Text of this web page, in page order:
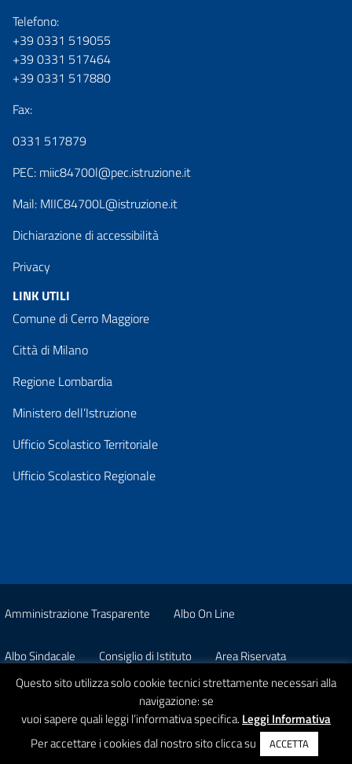
Telefono:
+39 0331 519055
+39 0331 517464
+39 0331 517880
Fax:
0331 517879
PEC: miic84700l@pec.istruzione.it
Mail: MIIC84700L@istruzione.it
Dichiarazione di accessibilità
Privacy
LINK UTILI
Comune di Cerro Maggiore
Città di Milano
Regione Lombardia
Ministero dell’Istruzione
Ufficio Scolastico Territoriale
Ufficio Scolastico Regionale
Amministrazione Trasparente Albo On Line
Albo Sindacale Consiglio di Istituto Area Riservata
© 2026 Istituto Comprensivo Statale A. Strobino
Questo sito utilizza solo cookie tecnici strettamente necessari alla
navigazione: se
vuoi sapere quali leggi l’informativa specifica. Leggi Informativa
Per accettare i cookies dal nostro sito clicca su
ACCETTA